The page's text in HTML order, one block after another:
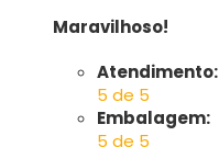
Maravilhoso!
Atendimento:
5 de 5
Embalagem:
5 de 5